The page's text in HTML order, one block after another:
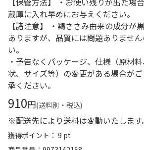
蔵庫に入れ早めにお与えください。
【諸注意】 ・鶏ささみ由来の成分が
ありますが、品質には問題ありませ
い。
・予告なくパッケージ、仕様（原材
状、サイズ等）の変更がある場合が
承ください。
910円(送料別・税込)
※配送先により送料は変動いたします。
獲得ポイント： 9 pt